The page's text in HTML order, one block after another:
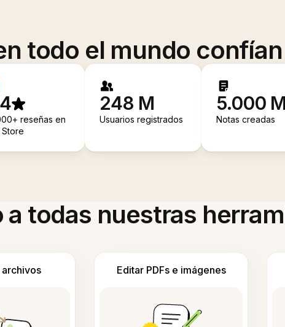
todo el mundo
reseñas en
248 M
Usuarios registrados
5.000 M
Notas creadas
todas nuestras
Editar PDFs e imágenes